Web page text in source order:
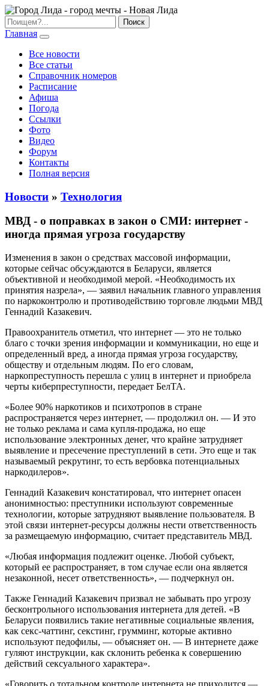
Главная
Все новости
Все статьи
Справочник номеров
Расписание
Афиша
Погода
Ссылки
Фото
Видео
Форум
Контакты
Полная версия
Новости » Технология
МВД - о поправках в закон о СМИ: интернет -
иногда прямая угроза государству
Изменения в закон о средствах массовой информации,
которые сейчас обсуждаются в Беларуси, является
объективной и необходимой мерой. «Необходимость их
принятия назрела», — заявил начальник главного управления
по наркоконтролю и противодействию торговле людьми МВД
Геннадий Казакевич.
Правоохранитель отметил, что интернет — это не только
благо с точки зрения информации и коммуникации, но еще и
определенный вред, а иногда прямая угроза государству,
обществу и отдельным людям. По его словам,
наркопреступность перешла с улиц в интернет и приобрела
черты киберпреступности, передает БелТА.
«Более 90% наркотиков и психотропов в стране
распространяется через интернет, — продолжил он. — И это
не только реклама и сама купля-продажа, но еще
использование электронных денег, что крайне затрудняет
выявление и пресечение преступлений в сети. Это еще и так
называемый рекрутинг, то есть вербовка потенциальных
наркодилеров».
Геннадий Казакевич констатировал, что интернет опасен
анонимностью: преступники используют современные
технологии, которые затрудняют выявление пользователя. В
этой связи интернет-ресурсы должны нести ответственность
за размещаемую информацию, считает представитель МВД.
«Любая информация подлежит оценке. Любой субъект,
который ее распространяет, в том случае если она является
незаконной, несет ответственность», — подчеркнул он.
Также Геннадий Казакевич призвал не забывать про угрозу
бесконтрольного использования интернета для детей. «В
Беларуси появились такие негативные социальные явления,
как секс-чаттинг, секстинг, грумминг, которые активно
используют педофилы, — объясняет он. — В интернете даже
гуляют инструкции, как склонить ребенка к совершению
действий сексуального характера».